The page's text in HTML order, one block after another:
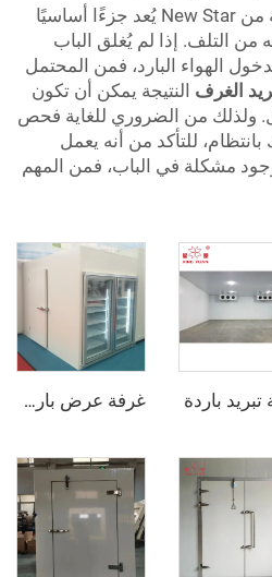
إن باب ثلاجة التجميد العاملة من New Star يُعد جزءًا أساسيًا
لم يُغلق الباب
فمن المحتمل
النتيجة يمكن أن تكون
الضروري للغاية فحص
من أنه يعمل
الباب، فمن المهم
غرفة عرض باردة مع باب زجاجي